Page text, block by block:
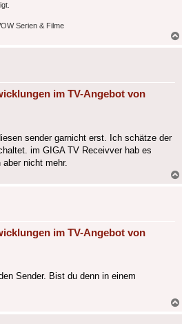
Serien & Filme
im TV-Angebot von
sender garnicht erst. Ich schätze der
im GIGA TV Receivver hab es
nicht mehr.
im TV-Angebot von
Sender. Bist du denn in einem